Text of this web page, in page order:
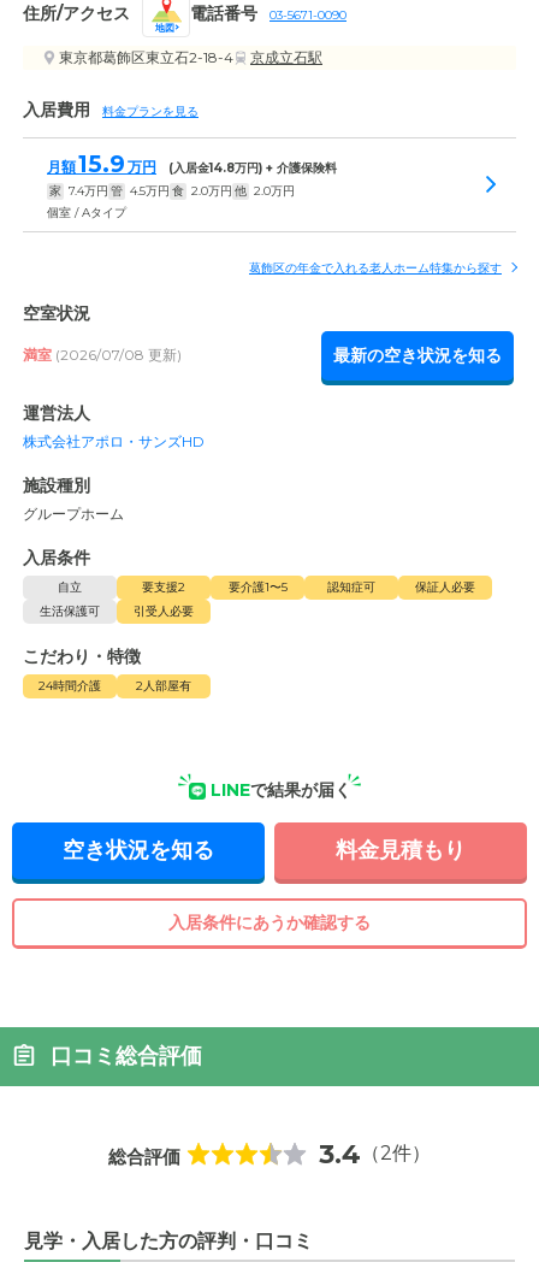
住所/アクセス
地図
電話番号 03-5671-0090
東京都葛飾区東立石2-18-4 京成立石駅
入居費用 料金プランを見る
月額15.9 万円 (入居金14.8万円) + 介護保険料
家 7.4万円 管 4.5万円 食 2.0万円 他 2.0万円
個室 / Aタイプ
葛飾区の年金で入れる老人ホーム特集から探す
空室状況
満室 (2026/07/08 更新) 最新の空き状況を知る
運営法人
株式会社アポロ・サンズHD
施設種別
グループホーム
入居条件
自立 要支援2 要介護1〜5 認知症可
保証人必要
生活保護可
引受人必要
こだわり・特徴
24時間介護 2人部屋有
LINEで結果が届く
空き状況を知る 料金見積もり
入居条件にあうか確認する
口コミ総合評価
総合評価 3.4 （2件）
見学・入居した方の評判・口コミ